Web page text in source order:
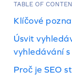
TABLE OF
Klíčové
Úsvit
vyhledávání s
Proč je SEO